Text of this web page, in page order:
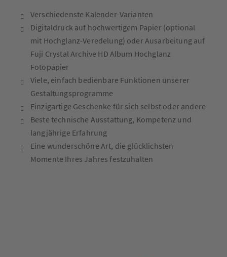
Verschiedenste Kalender-Varianten
Digitaldruck auf hochwertigem Papier (optional
mit Hochglanz-Veredelung) oder Ausarbeitung auf
Fuji Crystal Archive HD Album Hochglanz
Fotopapier
Viele, einfach bedienbare Funktionen unserer
Gestaltungsprogramme
Einzigartige Geschenke für sich selbst oder andere
Beste technische Ausstattung, Kompetenz und
langjährige Erfahrung
Eine wunderschöne Art, die glücklichsten
Momente Ihres Jahres festzuhalten